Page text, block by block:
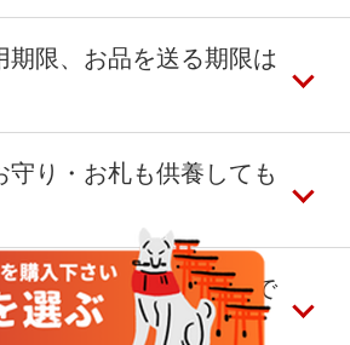
望の場合：
ームからご連絡ください
希望」とお送りください
る表記を含まない封筒にてお
、供養・お焚き上げ代、その
（証明書の発行・郵送代、特
全て含まれております
お送りする際の送料、お品を
の送料は当社が負担いたしま
ただく必要はございません
支払いが発生することはござ
心ください
期限、お品を送る期限は
はございませんので、お好き
品をお送りください
、ご存命のうちは手元に置
に送るようご家族や知人にご
もいらっしゃいます
守り・お札も供養しても
社以外のお守り・お札もお引
します
くつきの物でも大丈夫で